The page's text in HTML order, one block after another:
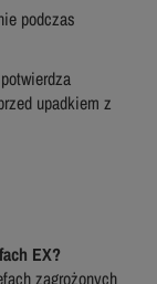
podczas
upadkiem z
EX?
zagrożonych